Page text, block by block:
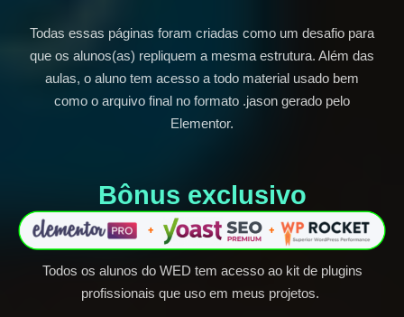
Todas essas páginas foram criadas como um desafio para
que os alunos(as) repliquem a mesma estrutura. Além das
aulas, o aluno tem acesso a todo material usado bem
como o arquivo final no formato .jason gerado pelo
Elementor.
Bônus exclusivo​
Todos os alunos do WED tem acesso ao kit de plugins
profissionais que uso em meus projetos.